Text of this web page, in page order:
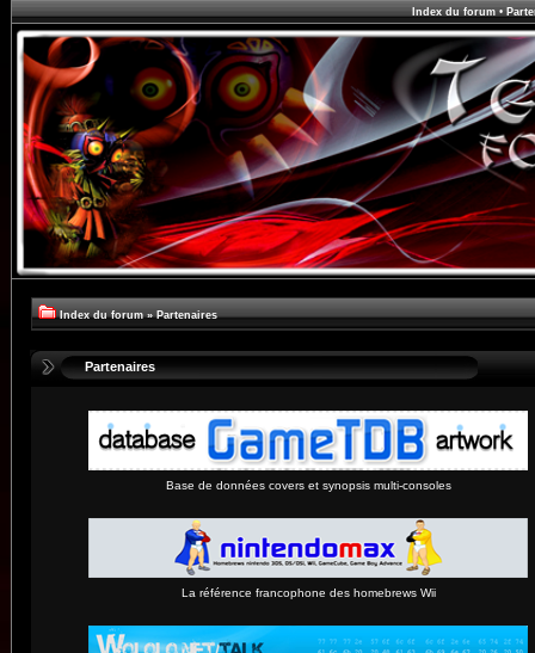
Index du forum•
Index du forum » Partenaires
Partenaires
Base de données covers et synopsis multi-consoles
La référence francophone des homebrews Wii